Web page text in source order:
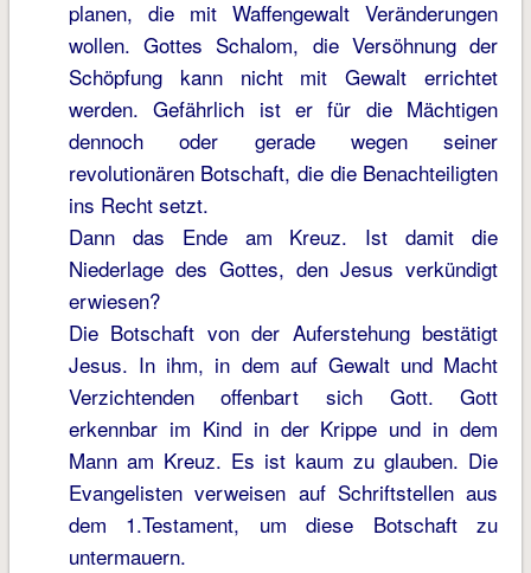
planen, die mit Waffengewalt Veränderungen
wollen. Gottes Schalom, die Versöhnung der
Schöpfung kann nicht mit Gewalt errichtet
werden. Gefährlich ist er für die Mächtigen
dennoch oder gerade wegen seiner
revolutionären Botschaft, die die Benachteiligten
ins Recht setzt.
Dann das Ende am Kreuz. Ist damit die
Niederlage des Gottes, den Jesus verkündigt
erwiesen?
Die Botschaft von der Auferstehung bestätigt
Jesus. In ihm, in dem auf Gewalt und Macht
Verzichtenden offenbart sich Gott. Gott
erkennbar im Kind in der Krippe und in dem
Mann am Kreuz. Es ist kaum zu glauben. Die
Evangelisten verweisen auf Schriftstellen aus
dem 1.Testament, um diese Botschaft zu
untermauern.